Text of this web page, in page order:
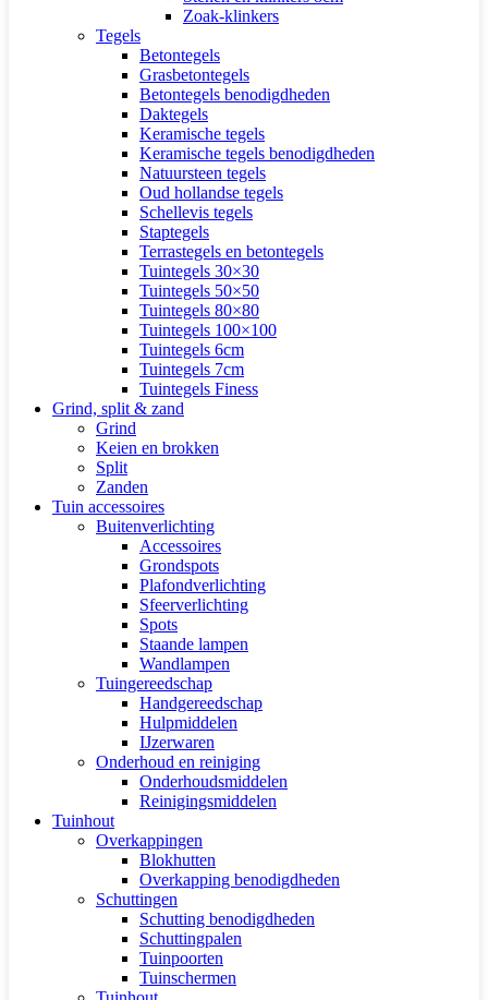
Zoak-klinkers
Tegels
Betontegels
Grasbetontegels
Betontegels benodigdheden
Daktegels
Keramische tegels
Keramische tegels benodigdheden
Natuursteen tegels
Oud hollandse tegels
Schellevis tegels
Staptegels
Terrastegels en betontegels
Tuintegels 30×30
Tuintegels 50×50
Tuintegels 80×80
Tuintegels 100×100
Tuintegels 6cm
Tuintegels 7cm
Tuintegels Finess
Grind, split & zand
Grind
Keien en brokken
Split
Zanden
Tuin accessoires
Buitenverlichting
Accessoires
Grondspots
Plafondverlichting
Sfeerverlichting
Spots
Staande lampen
Wandlampen
Tuingereedschap
Handgereedschap
Hulpmiddelen
IJzerwaren
Onderhoud en reiniging
Onderhoudsmiddelen
Reinigingsmiddelen
Tuinhout
Overkappingen
Blokhutten
Overkapping benodigdheden
Schuttingen
Schutting benodigdheden
Schuttingpalen
Tuinpoorten
Tuinschermen